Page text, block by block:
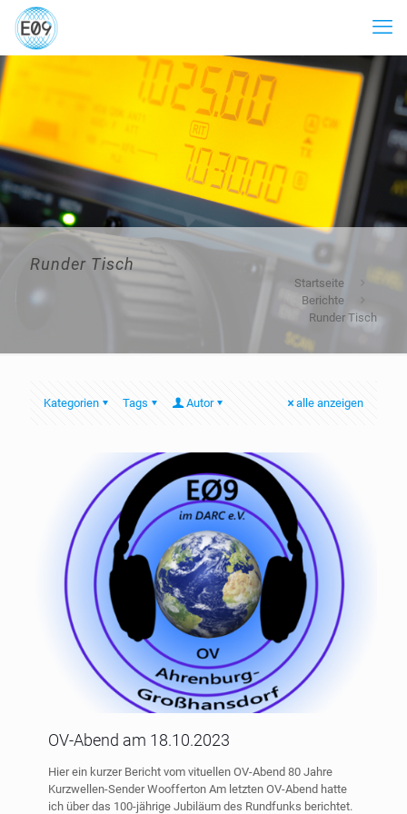
Runder Tisch
Startseite
Berichte
Runder Tisch
Kategorien Tags Autor alle anzeigen
OV-Abend am 18.10.2023
Hier ein kurzer Bericht vom vituellen OV-Abend 80 Jahre
Kurzwellen-Sender Woofferton Am letzten OV-Abend hatte
ich über das 100-jährige Jubiläum des Rundfunks berichtet.